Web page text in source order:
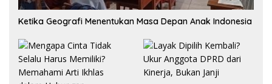
Ketika Geografi Menentukan Masa Depan Anak Indonesia